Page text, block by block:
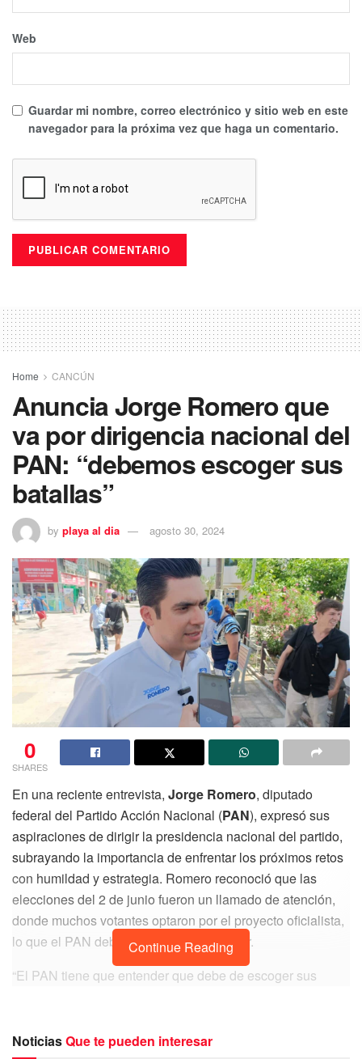
Web
Guardar mi nombre, correo electrónico y sitio web en este
navegador para la próxima vez que haga un comentario.
Home CANCÚN
Anuncia Jorge Romero que
va por dirigencia nacional del
PAN: “debemos escoger sus
batallas”
by playa al dia agosto 30, 2024
0
SHARES
En una reciente entrevista, Jorge Romero, diputado
federal del Partido Acción Nacional (PAN), expresó sus
aspiraciones de dirigir la presidencia nacional del partido,
subrayando la importancia de enfrentar los próximos retos
con humildad y estrategia. Romero reconoció que las
elecciones del 2 de junio fueron un llamado de atención,
donde muchos votantes optaron por el proyecto oficialista,
lo que el PAN debe aceptar y comprender.
“El PAN tiene que entender que debe de escoger sus
del Instituto Nacional de Transparencia, Acceso a la
Continue Reading
NoticiasQue te pueden interesar